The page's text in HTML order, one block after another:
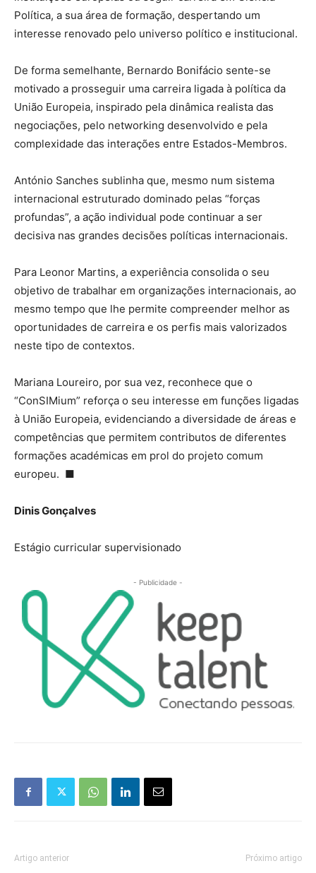
Política, a sua área de formação, despertando um
interesse renovado pelo universo político e institucional.
De forma semelhante, Bernardo Bonifácio sente-se
motivado a prosseguir uma carreira ligada à política da
União Europeia, inspirado pela dinâmica realista das
negociações, pelo networking desenvolvido e pela
complexidade das interações entre Estados-Membros.
António Sanches sublinha que, mesmo num sistema
internacional estruturado dominado pelas “forças
profundas”, a ação individual pode continuar a ser
decisiva nas grandes decisões políticas internacionais.
Para Leonor Martins, a experiência consolida o seu
objetivo de trabalhar em organizações internacionais, ao
mesmo tempo que lhe permite compreender melhor as
oportunidades de carreira e os perfis mais valorizados
neste tipo de contextos.
Mariana Loureiro, por sua vez, reconhece que o
“ConSIMium” reforça o seu interesse em funções ligadas
à União Europeia, evidenciando a diversidade de áreas e
competências que permitem contributos de diferentes
formações académicas em prol do projeto comum
europeu. ■
Dinis Gonçalves
Estágio curricular supervisionado
- Publicidade -
Artigo anterior Próximo artigo